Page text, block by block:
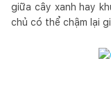
giữa cây xanh hay
chủ có thể chậm lại